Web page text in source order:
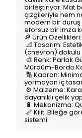
birleştiriyor. Mat
çizgileriyle hem
modern bir
eforsuz bir imza
🔎 Ürün Özellikleri:
📐 Tasarım:
(chevron)
🎨 Renk: Parlak
Mürdüm-Bordo
🔢 Kadran:
yormayan iç
⚙️ Malzeme:
dayanıklı çelik
🔋 Mekanizma:
📏 Kilit: Bileğe
sistemi